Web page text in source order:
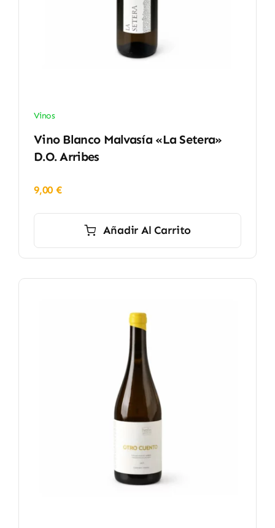
Vinos
Vino Blanco Malvasía «La Setera»
D.O. Arribes
9,00€
Añadir Al Carrito